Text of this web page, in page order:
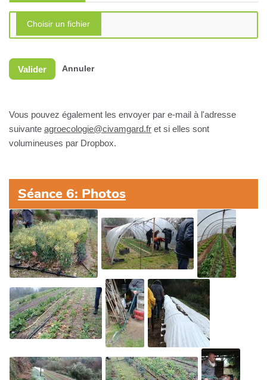
Valider Annuler
Vous pouvez également les envoyer par e-mail à l'adresse
suivante agroecologie@civamgard.fr et si elles sont
volumineuses par Dropbox.
Séance 6: Photos